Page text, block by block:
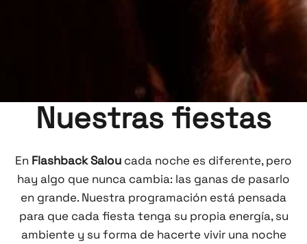
Nuestras fiestas
En Flashback Salou cada noche es diferente, pero
hay algo que nunca cambia: las ganas de pasarlo
en grande. Nuestra programación está pensada
para que cada fiesta tenga su propia energía, su
ambiente y su forma de hacerte vivir una noche